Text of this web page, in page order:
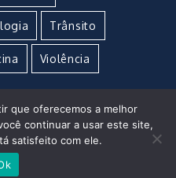
Trânsito
Violência
© Copyright 2021 –
que oferecemos a melhor
continuar a usar este site,
satisfeito com ele.